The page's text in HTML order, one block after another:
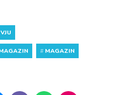
# MAGAZIN